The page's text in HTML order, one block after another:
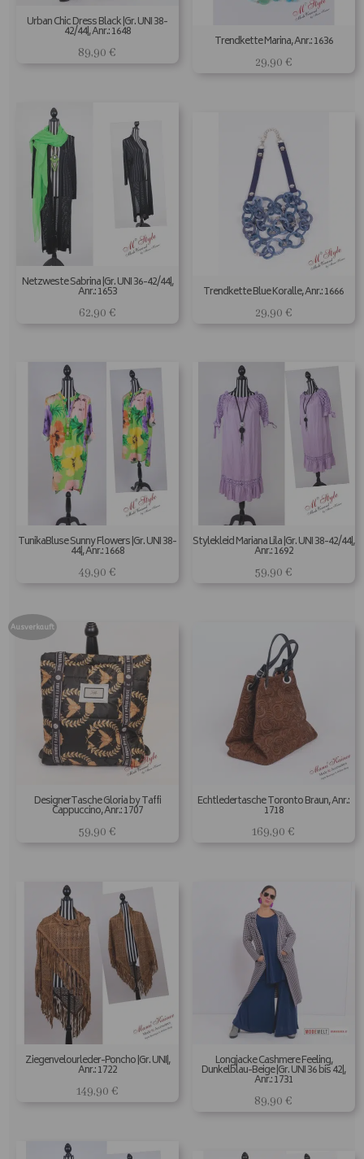
Urban Chic Dress Black |Gr. UNI 38-
42/44|, Anr.: 1648
89,90 €
Trendkette Marina, Anr.: 1636
29,90 €
Netzweste Sabrina |Gr. UNI 36-42/44|,
Anr.: 1653
62,90 €
Trendkette Blue Koralle, Anr.: 1666
29,90 €
TunikaBluse Sunny Flowers |Gr. UNI 38-
44|, Anr.: 1668
49,90 €
Stylekleid Mariana Lila |Gr. UNI 38-42/44|,
Anr.: 1692
59,90 €
Ausverkauft
DesignerTasche Gloria by Taffi
Cappuccino, Anr.: 1707
59,90 €
Echtledertasche Toronto Braun, Anr.:
1718
169,90 €
Ziegenvelourleder-Poncho |Gr. UNI|,
Anr.: 1722
149,90 €
Longjacke Cashmere Feeling,
Dunkelblau-Beige |Gr. UNI 36 bis 42|,
Anr.: 1731
89,90 €